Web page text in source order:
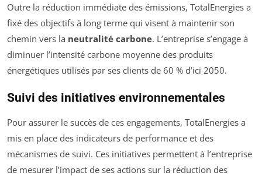
Outre la réduction immédiate des émissions, TotalEnergies a
fixé des objectifs à long terme qui visent à maintenir son
chemin vers la neutralité carbone. L’entreprise s’engage à
diminuer l’intensité carbone moyenne des produits
énergétiques utilisés par ses clients de 60 % d’ici 2050.
Suivi des initiatives environnementales
Pour assurer le succès de ces engagements, TotalEnergies a
mis en place des indicateurs de performance et des
mécanismes de suivi. Ces initiatives permettent à l’entreprise
de mesurer l’impact de ses actions sur la réduction des